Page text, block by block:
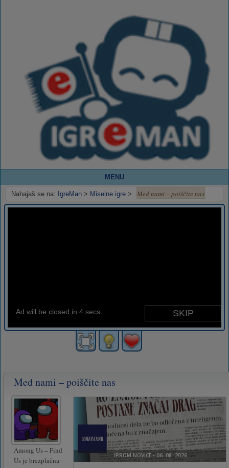
MENU
Nahajaš se na: IgreMan > Miselne igre > Med nami – poiščite nas
Med nami – poiščite nas
Among Us – Find
Us je brezplačna